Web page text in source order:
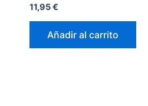
Valorado
con
0
11,95€
Añadir al carrito